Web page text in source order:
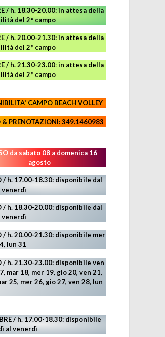
/ h. 18.30-20.00:in attesa della
del 2° campo
/ h. 20.00-21.30:in attesa della
del 2° campo
/ h. 21.30-23.00:in attesa della
del 2° campo
CAMPOBEACH VOLLEY
& PRENOTAZIONI: 349.1460983
da sabato 08 a domenica 16
agosto
/ h. 17.00-18.30: disponibile dal
venerdì
/ h. 18.30-20.00: disponibile dal
venerdì
/ h. 20.00-21.30: disponibile mer
lun 31
/ h. 21.30-23.00: disponibile ven
mar 18, mer 19, gio 20, ven 21,
25, mer 26, gio 27, ven 28, lun
/ h. 17.00-18.30: disponibile
al venerdì